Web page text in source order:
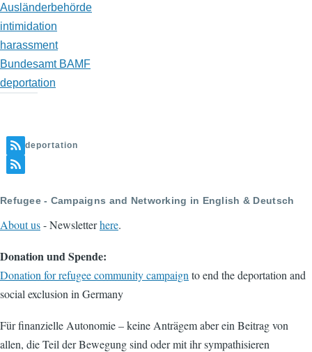
Ausländerbehörde
intimidation
harassment
Bundesamt BAMF
deportation
deportation
Refugee - Campaigns and Networking in English & Deutsch
About us- Newsletterhere.
Donation und Spende:
Donation for refugee community campaign to end the deportation and
social exclusion in Germany
Für finanzielle Autonomie – keine Anträgem aber ein Beitrag von
allen, die Teil der Bewegung sind oder mit ihr sympathisieren